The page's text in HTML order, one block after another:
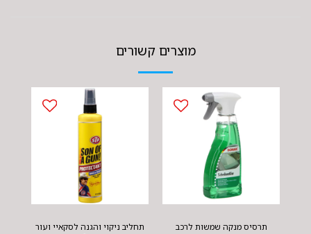
מוצרים קשורים
תרסיס מנקה שמשות לרכב
תחליב ניקוי והגנה לסקאיי ועור